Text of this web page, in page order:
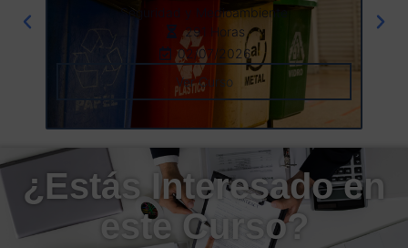
Seguridad y Medioambiente
291 Horas
02/07/2026
Ver Curso
¿Estás Interesado en
este Curso?